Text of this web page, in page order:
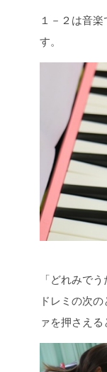
１－２は音
す。
「どれみで
ドレミの次
ァを押さえる